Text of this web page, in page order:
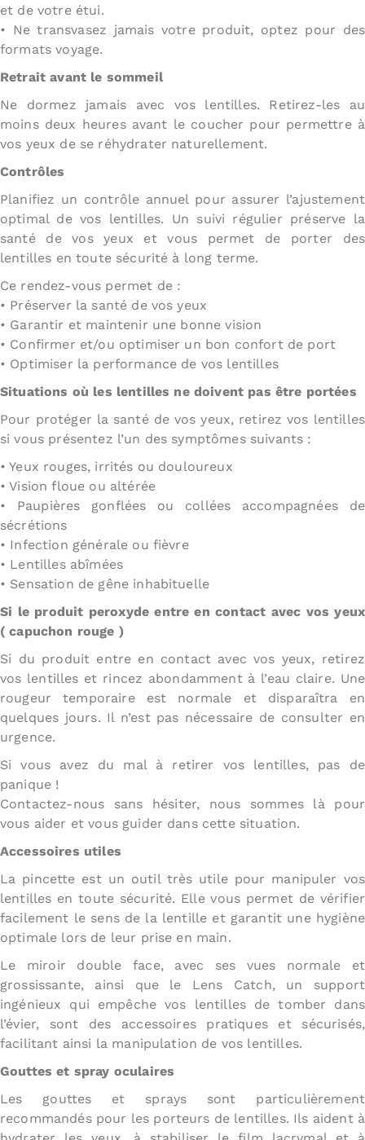
et de votre étui.
• Ne transvasez jamais votre produit, optez pour des
formats voyage.
Retrait avant le sommeil
Ne dormez jamais avec vos lentilles. Retirez-les au
moins deux heures avant le coucher pour permettre à
vos yeux de se réhydrater naturellement.
Contrôles
Planifiez un contrôle annuel pour assurer l’ajustement
optimal de vos lentilles. Un suivi régulier préserve la
santé de vos yeux et vous permet de porter des
lentilles en toute sécurité à long terme.
Ce rendez-vous permet de :
• Préserver la santé de vos yeux
• Garantir et maintenir une bonne vision
• Confirmer et/ou optimiser un bon confort de port
• Optimiser la performance de vos lentilles
Situations où les lentilles ne doivent pas être portées
Pour protéger la santé de vos yeux, retirez vos lentilles
si vous présentez l’un des symptômes suivants :
• Yeux rouges, irrités ou douloureux
• Vision floue ou altérée
• Paupières gonflées ou collées accompagnées de
sécrétions
• Infection générale ou fièvre
• Lentilles abîmées
• Sensation de gêne inhabituelle
Si le produit peroxyde entre en contact avec vos yeux
( capuchon rouge )
Si du produit entre en contact avec vos yeux, retirez
vos lentilles et rincez abondamment à l’eau claire. Une
rougeur temporaire est normale et disparaîtra en
quelques jours. Il n’est pas nécessaire de consulter en
urgence.
Si vous avez du mal à retirer vos lentilles, pas de
panique !
Contactez-nous sans hésiter, nous sommes là pour
vous aider et vous guider dans cette situation.
Accessoires utiles
La pincette est un outil très utile pour manipuler vos
lentilles en toute sécurité. Elle vous permet de vérifier
facilement le sens de la lentille et garantit une hygiène
optimale lors de leur prise en main.
Le miroir double face, avec ses vues normale et
grossissante, ainsi que le Lens Catch, un support
ingénieux qui empêche vos lentilles de tomber dans
l’évier, sont des accessoires pratiques et sécurisés,
facilitant ainsi la manipulation de vos lentilles.
Gouttes et spray oculaires
Les gouttes et sprays sont particulièrement
recommandés pour les porteurs de lentilles. Ils aident à